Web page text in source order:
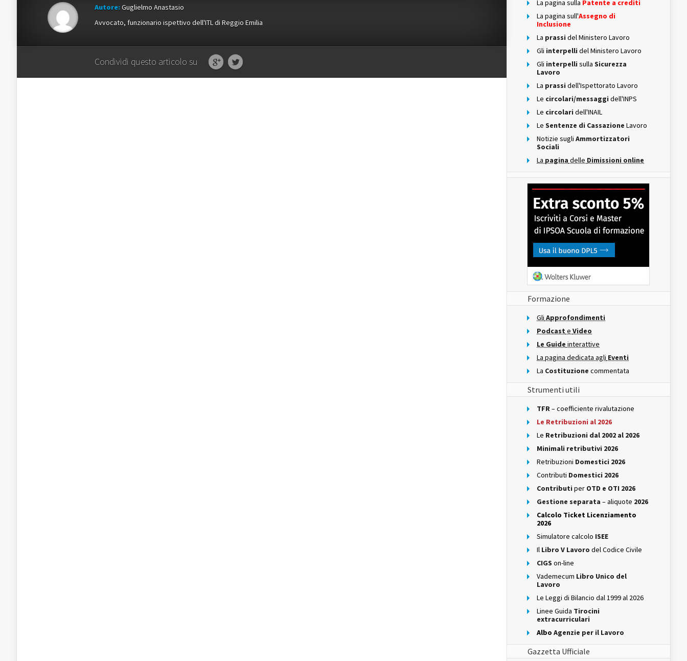
Autore:Guglielmo Anastasio
Avvocato, funzionario ispettivo dell'ITL di Reggio Emilia
Condividi questo articolo su
La pagina sulla Patente a crediti
La pagina sull'Assegno di
Inclusione
La prassi del Ministero Lavoro
Gli interpelli del Ministero Lavoro
Gli interpelli sulla Sicurezza
Lavoro
La prassi dell'Ispettorato Lavoro
Le circolari/messaggi dell'INPS
Le circolari dell'INAIL
Le Sentenze di Cassazione Lavoro
Notizie sugli Ammortizzatori
Sociali
La pagina delle Dimissioni online
Formazione
Gli Approfondimenti
Podcast e Video
Le Guide interattive
La pagina dedicata agli Eventi
La Costituzione commentata
Strumenti utili
TFR– coefficiente rivalutazione
Le Retribuzioni al 2026
Le Retribuzioni dal 2002 al 2026
Minimali retributivi 2026
Retribuzioni Domestici 2026
Contributi Domestici 2026
Contributi per OTD e OTI 2026
Gestione separata – aliquote 2026
Calcolo Ticket Licenziamento
2026
Simulatore calcolo ISEE
Il Libro V Lavoro del Codice Civile
CIGS on-line
Vademecum Libro Unico del
Lavoro
Le Leggi di Bilancio dal 1999 al 2026
Linee Guida Tirocini
extracurriculari
Albo Agenzie per il Lavoro
Gazzetta Ufficiale